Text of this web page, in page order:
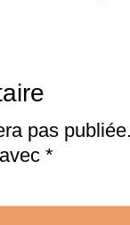
pas
*